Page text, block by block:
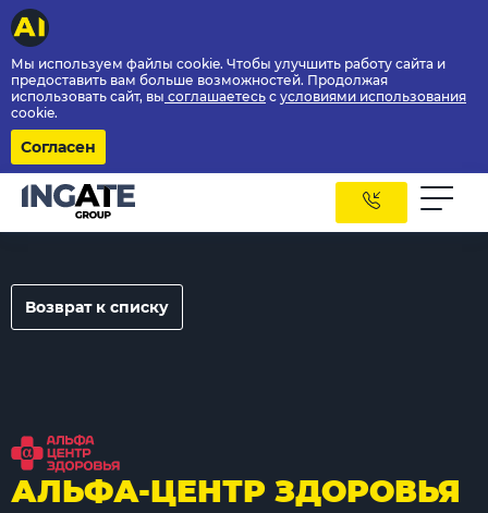
Мы используем файлы cookie. Чтобы улучшить работу сайта и
предоставить вам больше возможностей. Продолжая
использовать сайт, вы соглашаетесь с условиями использования
cookie.
Согласен
Возврат к списку
АЛЬФА-ЦЕНТР ЗДОРОВЬЯ